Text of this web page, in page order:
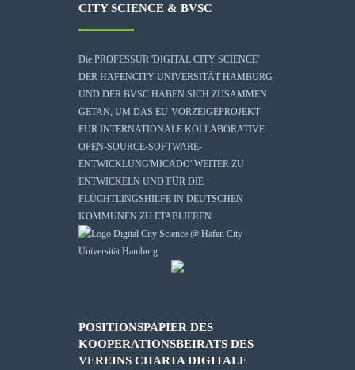
CITY SCIENCE & BVSC
Die PROFESSUR 'DIGITAL CITY SCIENCE'
DER HAFENCITY UNIVERSITÄT HAMBURG
UND DER BVSC HABEN SICH ZUSAMMEN
GETAN, UM DAS EU-VORZEIGEPROJEKT
FÜR INTERNATIONALE KOLLABORATIVE
OPEN-SOURCE-SOFTWARE-
ENTWICKLUNG'MICADO' WEITER ZU
ENTWICKELN UND FÜR DIE
FLÜCHTLINGSHILFE IN DEUTSCHEN
KOMMUNEN ZU ETABLIEREN.
POSITIONSPAPIER DES
KOOPERATIONSBEIRATS DES
VEREINS CHARTA DIGITALE